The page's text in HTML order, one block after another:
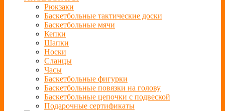
Рюкзаки
Баскетбольные тактические доски
Баскетбольные мячи
Кепки
Шапки
Носки
Сланцы
Часы
Баскетбольные фигурки
Баскетбольные повязки на голову
Баскетбольные цепочки с подвеской
Подарочные сертификаты